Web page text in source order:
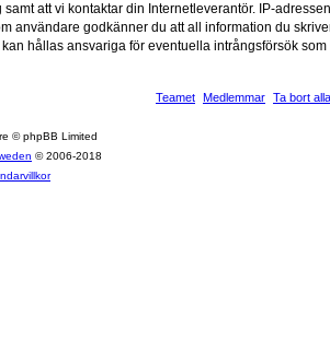
att vi kontaktar din Internetleverantör. IP-
användare godkänner du att all information du
hållas ansvariga för eventuella intrångsförsök
Ta bort
Medlemmar
Teamet
© phpBB Limited
© 2006-2018